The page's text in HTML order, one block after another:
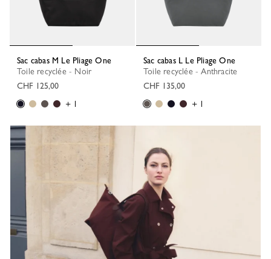
Sac cabas M Le Pliage One
Toile recyclée - Noir
CHF 125,00
+ 1
Sac cabas L Le Pliage One
Toile recyclée - Anthracite
CHF 135,00
+ 1